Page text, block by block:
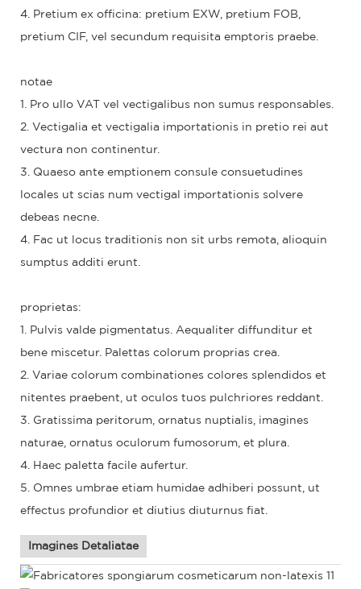
4. Pretium ex officina: pretium EXW, pretium FOB,
pretium CIF, vel secundum requisita emptoris praebe.
notae
1. Pro ullo VAT vel vectigalibus non sumus responsables.
2. Vectigalia et vectigalia importationis in pretio rei aut
vectura non continentur.
3. Quaeso ante emptionem consule consuetudines
locales ut scias num vectigal importationis solvere
debeas necne.
4. Fac ut locus traditionis non sit urbs remota, alioquin
sumptus additi erunt.
proprietas:
1. Pulvis valde pigmentatus. Aequaliter diffunditur et
bene miscetur. Palettas colorum proprias crea.
2. Variae colorum combinationes colores splendidos et
nitentes praebent, ut oculos tuos pulchriores reddant.
3. Gratissima peritorum, ornatus nuptialis, imagines
naturae, ornatus oculorum fumosorum, et plura.
4. Haec paletta facile aufertur.
5. Omnes umbrae etiam humidae adhiberi possunt, ut
effectus profundior et diutius diuturnus fiat.
Imagines Detaliatae